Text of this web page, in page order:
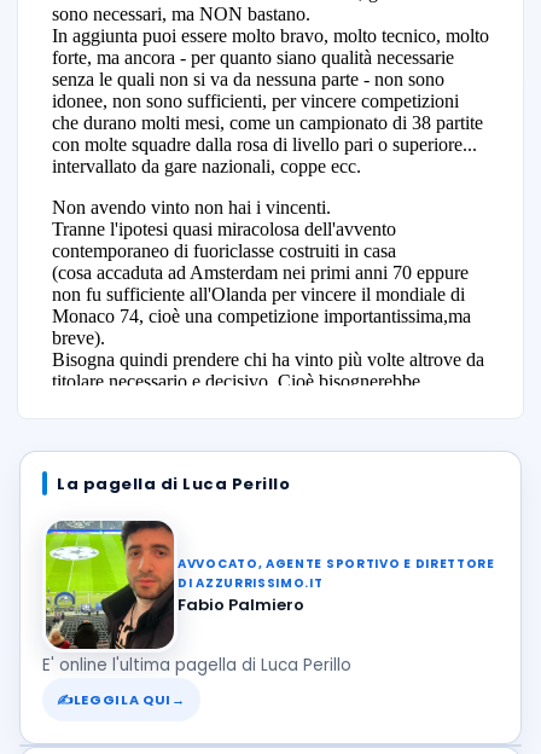
La pagella di Luca Perillo
AVVOCATO, AGENTE SPORTIVO E DIRETTORE
DI AZZURRISSIMO.IT
Fabio Palmiero
E' online l'ultima pagella di Luca Perillo
✍LEGGILA QUI →